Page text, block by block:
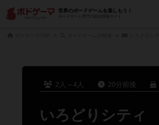
世界のボードゲームを楽しもう！
ボードゲーム専門の総合情報サイト
2人～4人 20分前後
いろどりシティ